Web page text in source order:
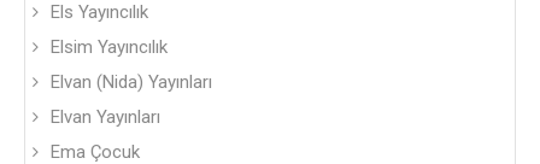
Els Yayıncılık
Elsim Yayıncılık
Elvan (Nida) Yayınları
Elvan Yayınları
Ema Çocuk